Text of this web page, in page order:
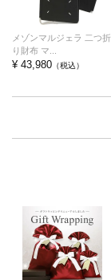
メゾンマルジェラ 二つ折
り財布 マ...
¥ 43,980 （税込）